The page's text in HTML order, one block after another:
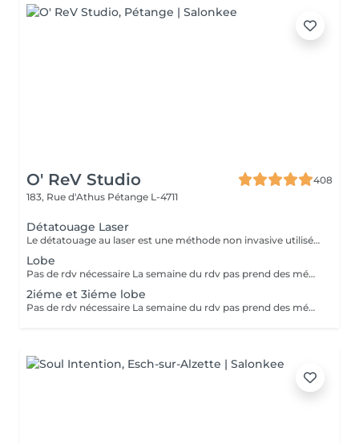
O' ReV Studio
408
183, Rue d'Athus Pétange L-4711
Détatouage Laser
Le détatouage au laser est une méthode non invasive utilisée pour enlever un tatouage de la peau en utilisant un laser. Ce processus est très populaire, car il permet de supprimer les tatouages de manière efficace tout en minimisant les risques de cicatrices. Le principe repose sur l'utilisation d e faisceaux lumineux qui fragmentent les pigments du tatouage.
Lobe
Pas de rdv nécessaire La semaine du rdv pas prend des médicaments, des anti-inflamatoires, des antibiotiques et de cortisone.
2iéme et 3iéme lobe
Pas de rdv nécessaire La semaine du rdv pas prend des médicaments, des anti-inflamatoires, des antibiotiques et de cortisone.